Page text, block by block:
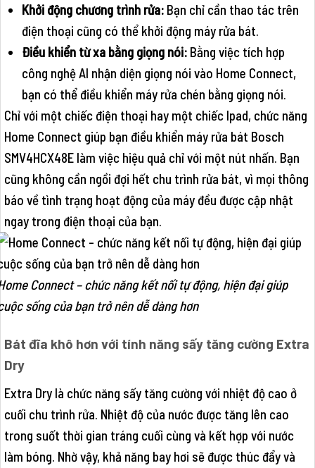
Khởi động chương trình rửa: Bạn chỉ cần thao tác trên
điện thoại cũng có thể khởi động máy rửa bát.
Điều khiển từ xa bằng giọng nói:Bằng việc tích hợp
công nghệ AI nhận diện giọng nói vào Home Connect,
bạn có thể điều khiển máy rửa chén bằng giọng nói.
Chỉ với một chiếc điện thoại hay một chiếc Ipad, chức năng
Home Connect giúp bạn điều khiển máy rửa bát Bosch
SMV4HCX48E làm việc hiệu quả chỉ với một nút nhấn. Bạn
cũng không cần ngồi đợi hết chu trình rửa bát, vì mọi thông
báo về tình trạng hoạt động của máy đều được cập nhật
ngay trong điện thoại của bạn.
Connect – chức năng kết nối tự động, hiện đại giúp
sống của bạn trở nên dễ dàng hơn
Bát đĩa khô hơn với tính năng sấy tăng cường Extra
Dry
Extra Dry là chức năng sấy tăng cường với nhiệt độ cao ở
cuối chu trình rửa. Nhiệt độ của nước được tăng lên cao
trong suốt thời gian tráng cuối cùng và kết hợp với nước
làm bóng. Nhờ vậy, khả năng bay hơi sẽ được thúc đẩy và